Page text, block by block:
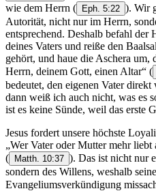
wie dem Herrn ( Eph. 5:22 ). Wir
Autorität, nicht nur im Herrn,
entsprechend. Deshalb befahl der
deines Vaters und reiße den
gehört, und haue die Aschera um,
Herrn, deinem Gott, einen Altar“ (
bedeutet, den eigenen Vater
dann weiß ich auch nicht, was es
ist es keine Sünde, weil das erste
Jesus fordert unsere höchste
„Wer Vater oder Mutter mehr
( Matth. 10:37 ). Das ist nicht nur
sondern des Willens, weshalb
Evangeliumsverkündigung